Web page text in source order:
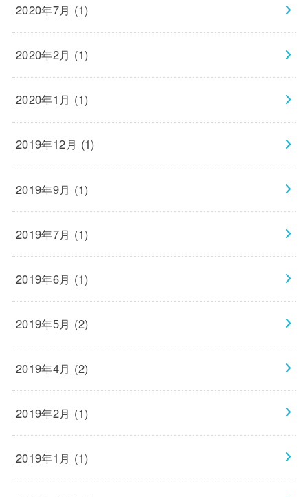
2020年7月 (1)
2020年2月 (1)
2020年1月 (1)
2019年12月 (1)
2019年9月 (1)
2019年7月 (1)
2019年6月 (1)
2019年5月 (2)
2019年4月 (2)
2019年2月 (1)
2019年1月 (1)